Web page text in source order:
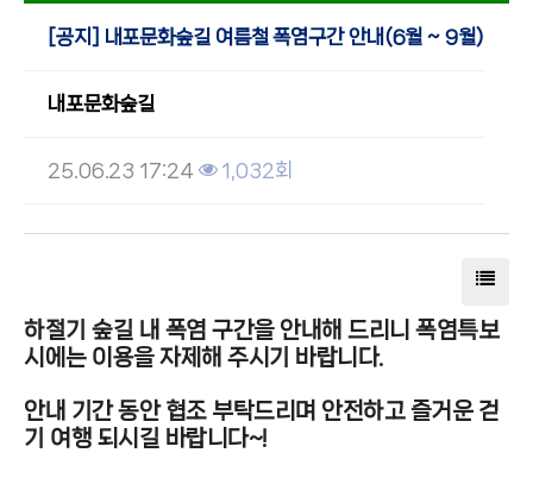
[공지] 내포문화숲길 여름철 폭염구간 안내(6월 ~ 9월)
내포문화숲길
25.06.23 17:24 1,032회
하절기 숲길 내 폭염 구간을 안내해 드리니 폭염특보
시에는 이용을 자제해 주시기 바랍니다.
안내 기간 동안 협조 부탁드리며 안전하고 즐거운 걷
기 여행 되시길 바랍니다~!